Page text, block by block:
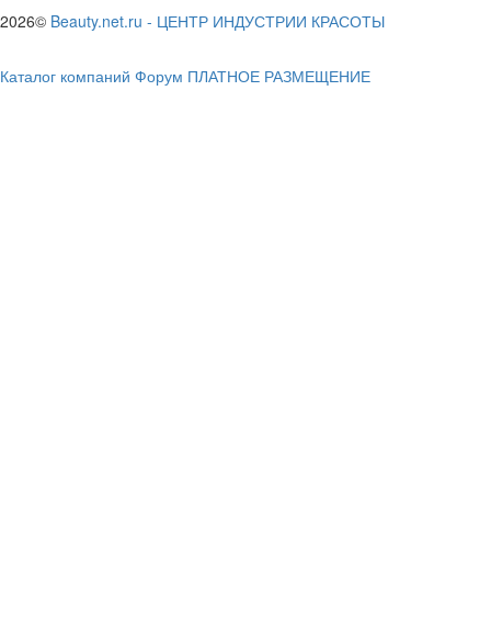
2026© Beauty.net.ru - ЦЕНТР ИНДУСТРИИ КРАСОТЫ
Каталог компаний Форум ПЛАТНОЕ РАЗМЕЩЕНИЕ